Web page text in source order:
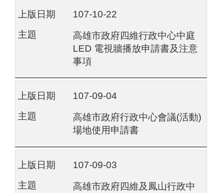
107-10-22
高雄市政府四維行政中心中庭
LED 電視牆播放申請書及注意
事項
107-09-04
高雄市政府行政中心會議(活動)
場地使用申請書
107-09-03
高雄市政府四維及鳳山行政中